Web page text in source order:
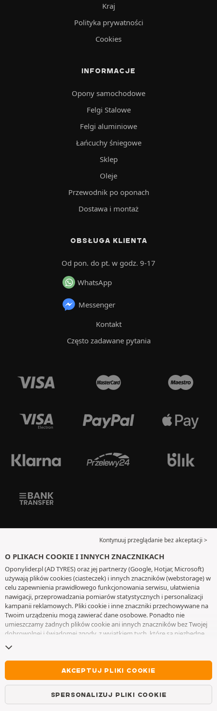
Kraj
Polityka prywatności
Cookies
INFORMACJE
Opony samochodowe
Felgi Stalowe
Felgi aluminiowe
Łańcuchy śniegowe
Sklep
Oleje
Przewodnik po oponach
Dostawa i montaż
OBSŁUGA KLIENTA
Od pon. do pt. w godz. 9-17
WhatsApp
Messenger
Kontakt
Często zadawane pytania
Kontynuuj przeglądanie bez akceptacji >
O PLIKACH COOKIE I INNYCH ZNACZNIKACH
Oponylider.pl (AD TYRES) oraz jej partnerzy (Google, Hotjar, Microsoft)
używają plików cookies (ciasteczek) i innych znaczników (webstorage) w
celu zapewnienia prawidłowego funkcjonowania serwisu, ułatwienia
nawigacji, przeprowadzania pomiarów statystycznych i personalizacji
kampanii reklamowych. Pliki cookie i inne znaczniki przechowywane na
Twoim urządzeniu mogą zawierać dane osobowe. Ponadto nie
umieszczamy żadnych plików cookie ani innych znaczników bez Twojej
dobrowolnej i świadomej zgody, z wyjątkiem tych, które są niezbędne
wycofać swoją zgodę w dowolnym momencie, przechodząc do
plikami cookie i innymi znacznikami. Możesz kontynuować przeglądanie
bez akceptowania plików cookie lub innych znaczników. Odmowa nie
wyklucza dostępu do usług AD TYRES. Aby uzyskać więcej informacji,
zapraszamy do odwiedzenia
AKCEPTUJ PLIKI COOKIE
SPERSONALIZUJ PLIKI COOKIE